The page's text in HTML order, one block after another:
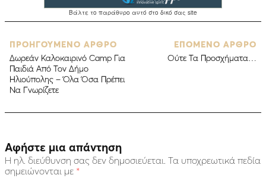
ΠΡΟΗΓΟΥΜΕΝΟ ΑΡΘΡΟ
Δωρεάν Καλοκαιρινό Camp Για
Παιδιά Από Τον Δήμο
Ηλιούπολης – Όλα Όσα Πρέπει
Να Γνωρίζετε
ΕΠΟΜΕΝΟ ΑΡΘΡΟ
Ούτε Τα Προσχήματα…
Αφήστε μια απάντηση
Η ηλ. διεύθυνση σας δεν δημοσιεύεται. Τα υποχρεωτικά πεδία
σημειώνονται με *